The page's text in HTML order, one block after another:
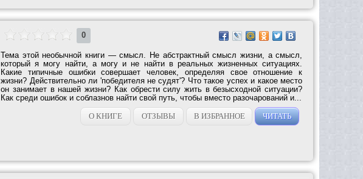
0
Тема этой необычной книги — смысл. Не абстрактный смысл жизни, а смысл,
который я могу найти, а могу и не найти в реальных жизненных ситуациях.
Какие типичные ошибки совершает человек, определяя свое отношение к
жизни? Действительно ли 'победителя не судят'? Что такое успех и какое место
он занимает в нашей жизни? Как обрести силу жить в безысходной ситуации?
Как среди ошибок и соблазнов найти свой путь, чтобы вместо разочарований и...
О КНИГЕ
ОТЗЫВЫ В ИЗБРАННОЕ ЧИТАТЬ